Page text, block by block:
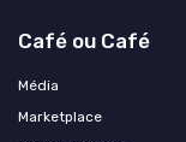
Café ou Café
Média
Marketplace